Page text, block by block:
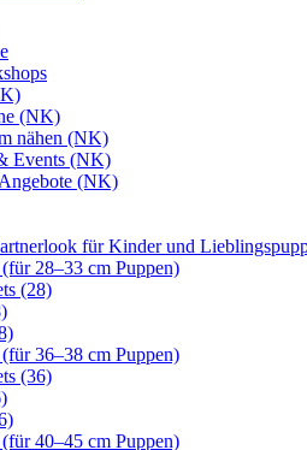
(NK)
nähen (NK)
Events (NK)
(NK)
für Kinder und
28–33 cm Puppen)
(28)
36–38 cm Puppen)
(36)
40–45 cm Puppen)